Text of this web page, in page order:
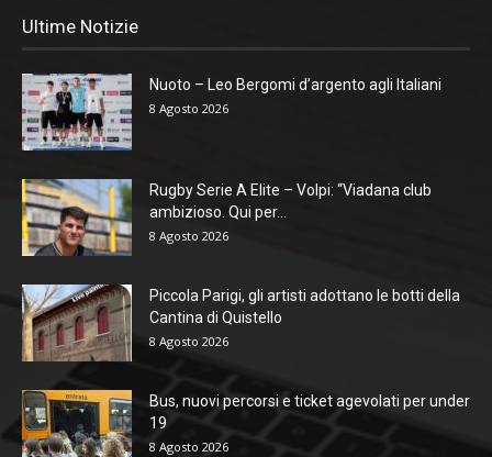
Ultime Notizie
Nuoto – Leo Bergomi d’argento agli Italiani
8 Agosto 2026
Rugby Serie A Elite – Volpi: “Viadana club
ambizioso. Qui per...
8 Agosto 2026
Piccola Parigi, gli artisti adottano le botti della
Cantina di Quistello
8 Agosto 2026
Bus, nuovi percorsi e ticket agevolati per under
19
8 Agosto 2026